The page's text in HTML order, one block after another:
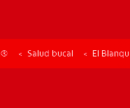
Salud bucal El